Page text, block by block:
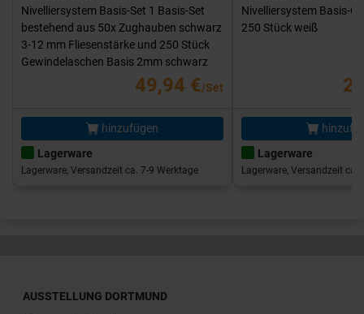
Nivelliersystem Basis-Set 1 Basis-Set
bestehend aus 50x Zughauben schwarz
3-12 mm Fliesenstärke und 250 Stück
Gewindelaschen Basis 2mm schwarz
49,94 €/Set
hinzufügen
Lagerware
Lagerware, Versandzeit ca. 7-9 Werktage
Nivelliersystem Basis-
250 Stück weiß
Lagerware
Lagerware, Versandzeit ca.
AUSSTELLUNG DORTMUND